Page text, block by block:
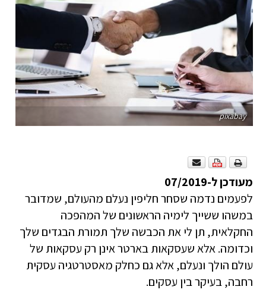
pixabay
מעודכן ל-07/2019
לפעמים נדמה שסחר חליפין נעלם מהעולם, שמדובר
במשהו ששייך לימיה הראשונים של המהפכה
החקלאית, תן לי את הכבשה שלך תמורת הבגדים שלך
וכדומה. אלא שעסקאות בארטר אינן רק עסקאות של
עולם הולך ונעלם, אלא גם כחלק מאסטרטגיה עסקית
רחבה, בעיקר בין עסקים.